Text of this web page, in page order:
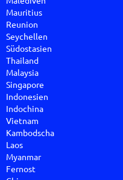
Mauritius
Reunion
Seychellen
Südostasien
Thailand
Malaysia
Singapore
Indonesien
Indochina
Vietnam
Kambodscha
Laos
Myanmar
Fernost